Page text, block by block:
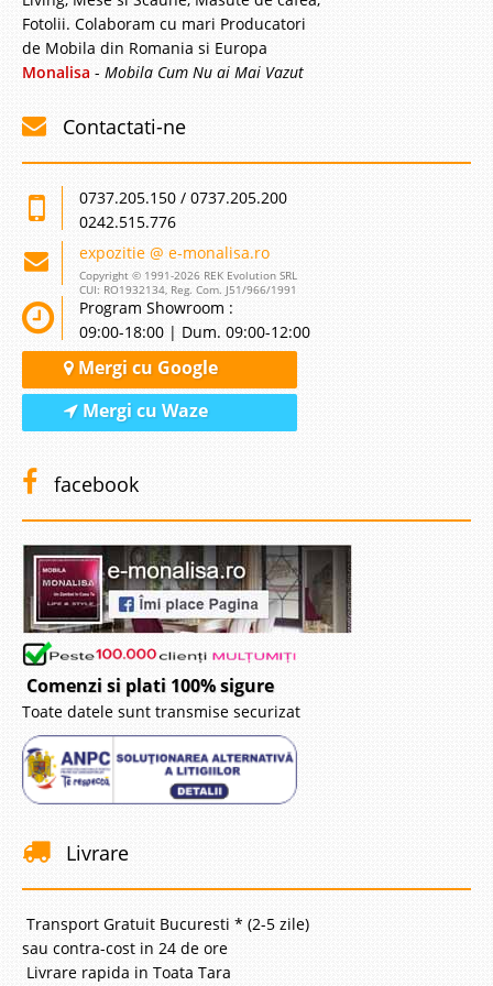
Canapea extensibila 3 locuri cu lada model deosebit Vella espresso
Atunci cand va doriti ca sufrageria sau livingul dumneavoastra sa fie cu
adevarat deosebit, atunci cand va doriti o amenajare superba la un pret
avantajos, va recomandam seria de canapele extensibile cu lada ..
Pret Redus2.099 Lei
Stoc Epuizat - Indisponibil
Adauga la Favorite
-42%
Canapea extensibila 3 locuri Elita bej
oferta de vanzare canapele ieftine cu lada de depozitare se detaseaza un
model foarte popular ce surprinde prin avantajele oferite, calitatea
materialelor si modelul elaborat. Atat sezutul cat si ..
3.465 Lei
1.999 Lei
Stoc Epuizat - Indisponibil
Adauga la Favorite
Fotolii. Colaboram cu mari Producatori
de Mobila din Romania si Europa
Monalisa - Mobila Cum Nu ai Mai Vazut
Contactati-ne
0737.205.150 / 0737.205.200
0242.515.776
expozitie @ e-monalisa.ro
Copyright © 1991-2026 REK Evolution SRL
CUI: RO1932134, Reg. Com. J51/966/1991
Program Showroom :
09:00-18:00 | Dum. 09:00-12:00
Mergi cu Google
Mergi cu Waze
facebook
Comenzi si plati 100% sigure
Toate datele sunt transmise securizat
Livrare
Transport Gratuit Bucuresti * (2-5 zile)
sau contra-cost in 24 de ore
Livrare rapida in Toata Tara